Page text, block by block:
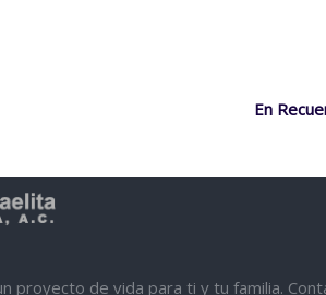
En
proyecto de vida para ti y tu familia.